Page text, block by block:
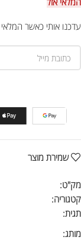
עדכנו אותי כאשר
שמירת מוצר
מק"ט:
קטגוריה:
תגית:
מותג: